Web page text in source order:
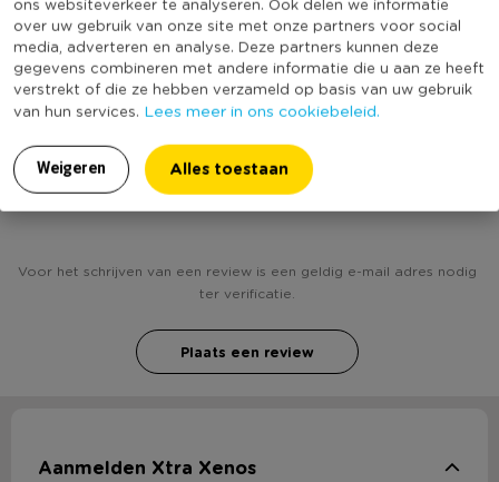
over uw gebruik van onze site met onze partners voor social
media, adverteren en analyse. Deze partners kunnen deze
gegevens combineren met andere informatie die u aan ze heeft
verstrekt of die ze hebben verzameld op basis van uw gebruik
van hun services. Lees meer in ons cookiebeleid.
Weigeren Alles toestaan
Inclusief passe partout
Nee
Duurzaamheidsscore
(Nog) geen score
bekend
Heb jij Fotolijst dubbel - 10x15 cm - wit? Schrijf een
Voor het schrijven van een review is een geldig e-mail adres nodig
ter verificatie.
Plaats een review
Aanmelden Xtra Xenos